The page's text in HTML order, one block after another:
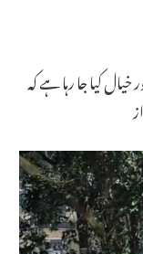
کیا جا رہا ہے کہ